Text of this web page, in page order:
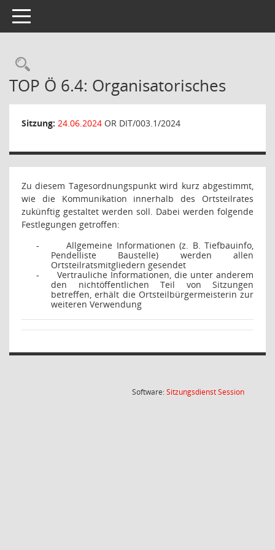
Toggle navigation
Rechercheauswahl
TOP Ö 6.4: Organisatorisches
Sitzung: 24.06.2024 OR DIT/003.1/2024
Zu diesem Tagesordnungspunkt wird kurz abgestimmt,
wie die Kommunikation innerhalb des Ortsteilrates
zukünftig gestaltet werden soll. Dabei werden folgende
Festlegungen getroffen:
-
Allgemeine Informationen (z. B. Tiefbauinfo,
Pendelliste Baustelle) werden allen
Ortsteilratsmitgliedern gesendet
-
Vertrauliche Informationen, die unter anderem
den nichtöffentlichen Teil von Sitzungen
betreffen, erhält die Ortsteilbürgermeisterin zur
weiteren Verwendung
Software:SitzungsdienstSession(Wird in